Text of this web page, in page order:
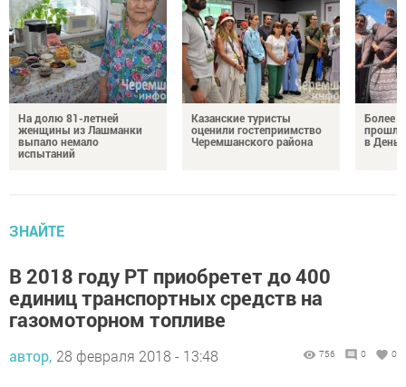
На долю 81-летней
женщины из Лашманки
выпало немало
испытаний
Казанские туристы
оценили гостеприимство
Черемшанского района
Более
в День
ЗНАЙТЕ
В 2018 году РТ приобретет до 400
единиц транспортных средств на
газомоторном топливе
автор, 28 февраля 2018 - 13:48 756 0 0